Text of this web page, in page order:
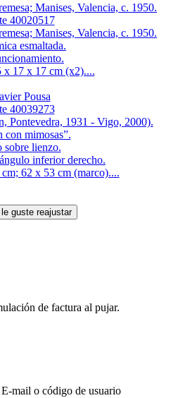
Manises, Valencia, c. 1950.
40020517
Manises, Valencia, c. 1950.
esmaltada.
x 17 x 17 cm (x2)....
Pousa
40039273
Pontevedra, 1931 - Vigo, 2000).
con mimosas”.
sobre lienzo.
inferior derecho.
62 x 53 cm (marco)....
de factura al pujar.
E-mail o código de usuario